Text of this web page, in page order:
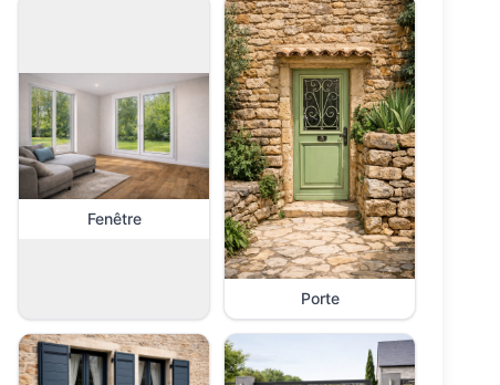
Fenêtre
Porte